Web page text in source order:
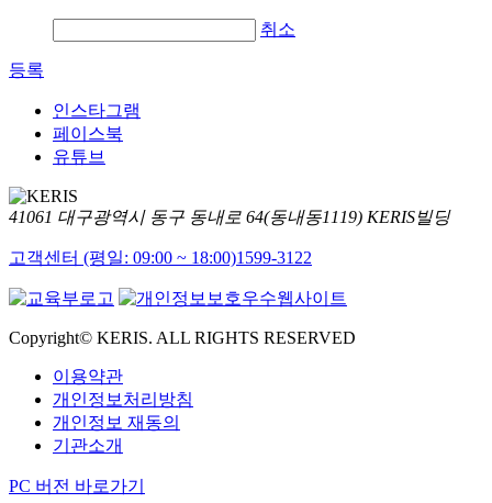
취소
등록
인스타그램
페이스북
유튜브
41061 대구광역시 동구 동내로 64(동내동1119) KERIS빌딩
고객센터 (평일: 09:00 ~ 18:00)1599-3122
Copyright© KERIS. ALL RIGHTS RESERVED
이용약관
개인정보처리방침
개인정보 재동의
기관소개
PC 버전 바로가기